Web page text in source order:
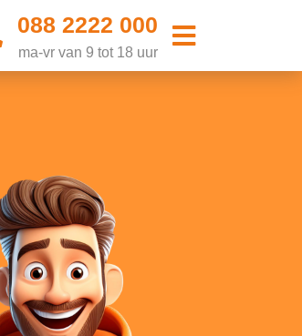
088 2222 000
ma-vr van 9 tot 18 uur